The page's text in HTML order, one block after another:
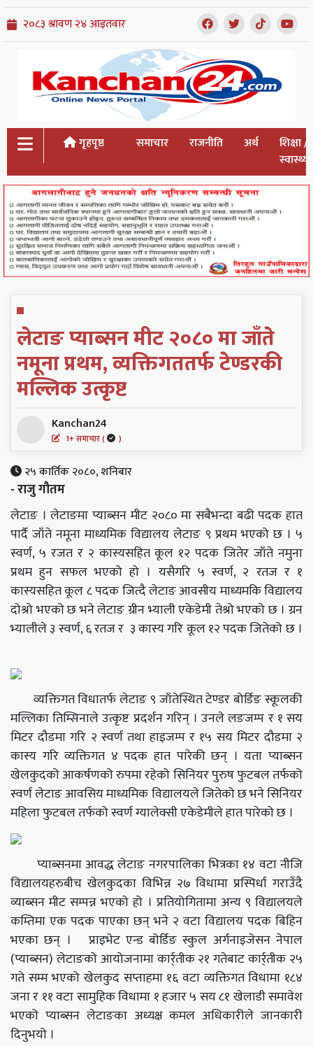
गृहपृष्ठ समाचार राजनीति अर्थ
शिक्षा /
स्वास्थ्य
लेटाङ प्याब्सन मीट २०८० मा जाँते
नमूना प्रथम, व्यक्तिगततर्फ टेण्डरकी
मल्लिक उत्कृष्ट
Kanchan24
1+ समाचार ( )
२५ कार्तिक २०८०, शनिबार
- राजु गौतम
लेटाङ । लेटाङमा प्याब्सन मीट २०८० मा सबैभन्दा बढी पदक हात
पार्दै जाँते नमूना माध्यमिक विद्यालय लेटाङ ९ प्रथम भएको छ । ५
स्वर्ण, ५ रजत र २ कास्यसहित कूल १२ पदक जितेर जाँते नमुना
प्रथम हुन सफल भएको हो । यसैगरि ५ स्वर्ण, २ रतज र १
कास्यसहित कूल ८ पदक जित्दै लेटाङ आवसीय माध्यमकि विद्यालय
दोश्रो भएको छ भने लेटाङ ग्रीन भ्याली एकेडेमी तेश्रो भएको छ । ग्रन
भ्यालीले ३ स्वर्ण, ६ रतज र ३ कास्य गरि कूल १२ पदक जितेको छ ।
व्यक्तिगत विधातर्फ लेटाङ ९ जाँतेस्थित टेण्डर बोर्डिङ स्कूलकी
मल्लिका तिम्सिनाले उत्कृष्ट प्रदर्शन गरिन् । उनले लङजम्प र १ सय
मिटर दौडमा गरि २ स्वर्ण तथा हाइजम्प र १५ सय मिटर दौडमा २
कास्य गरि व्यक्तिगत ४ पदक हात पारेकी छन् । यता प्याब्सन
खेलकुदको आकर्षणको रुपमा रहेको सिनियर पुरुष फुटबल तर्फको
स्वर्ण लेटाङ आवसिय माध्यमिक विद्यालयले जितेको छ भने सिनियर
महिला फुटबल तर्फको स्वर्ण ग्यालेक्सी एकेडेमीले हात पारेको छ ।
प्याब्सनमा आवद्ध लेटाङ नगरपालिका भित्रका १४ वटा नीजि
विद्यालयहरुबीच खेलकुदका विभिन्न २७ विधामा प्रस्पिर्धा गराउँदै
व्याब्सन मीट सम्पन्न भएको हो । प्रतियोगितामा अन्य ९ विद्यालयले
कम्तिमा एक पदक पाएका छन् भने २ वटा विद्यालय पदक बिहिन
भएका छन् । प्राइभेट एन्ड बोर्डिङ स्कुल अर्गनाइजेसन नेपाल
(प्याब्सन) लेटाङको आयोजनामा कार्र्तीक २१ गतेबाट कार्र्तीक २५
गते सम्म भएको खेलकुद सप्ताहमा १६ वटा व्यक्तिगत विधामा १८४
जना र ११ वटा सामुहिक विधामा १ हजार ५ सय ८१ खेलाडी समावेश
भएको प्याब्सन लेटाङका अध्यक्ष कमल अधिकारीले जानकारी
दिनुभयो ।